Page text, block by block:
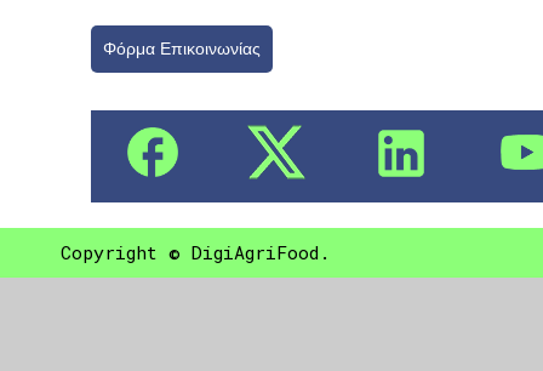
Φόρμα Επικοινωνίας
Copyright © DigiAgriFood.